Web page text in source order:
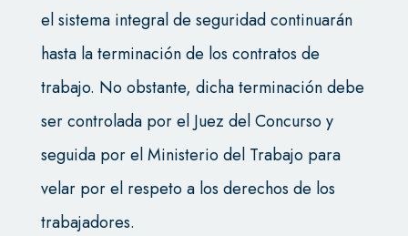
el sistema integral de seguridad continuarán
hasta la terminación de los contratos de
trabajo. No obstante, dicha terminación debe
ser controlada por el Juez del Concurso y
seguida por el Ministerio del Trabajo para
velar por el respeto a los derechos de los
trabajadores.